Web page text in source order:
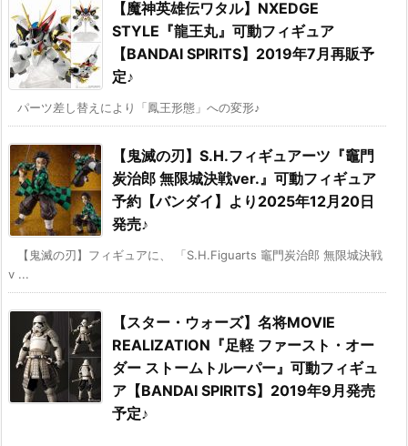
【魔神英雄伝ワタル】NXEDGE
STYLE『龍王丸』可動フィギュア
【BANDAI SPIRITS】2019年7月再販予
定♪
パーツ差し替えにより「鳳王形態」への変形♪
【鬼滅の刃】S.H.フィギュアーツ『竈門
炭治郎 無限城決戦ver.』可動フィギュア
予約【バンダイ】より2025年12月20日
発売♪
【鬼滅の刃】フィギュアに、 「S.H.Figuarts 竈門炭治郎 無限城決戦
v ...
【スター・ウォーズ】名将MOVIE
REALIZATION『足軽 ファースト・オー
ダー ストームトルーパー』可動フィギュ
ア【BANDAI SPIRITS】2019年9月発売
予定♪